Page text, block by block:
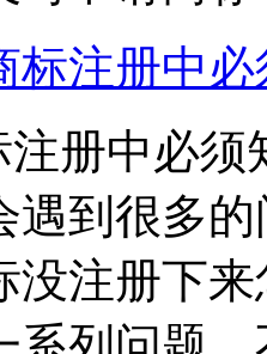
标注册中
注册中必
遇到很多
没注册下